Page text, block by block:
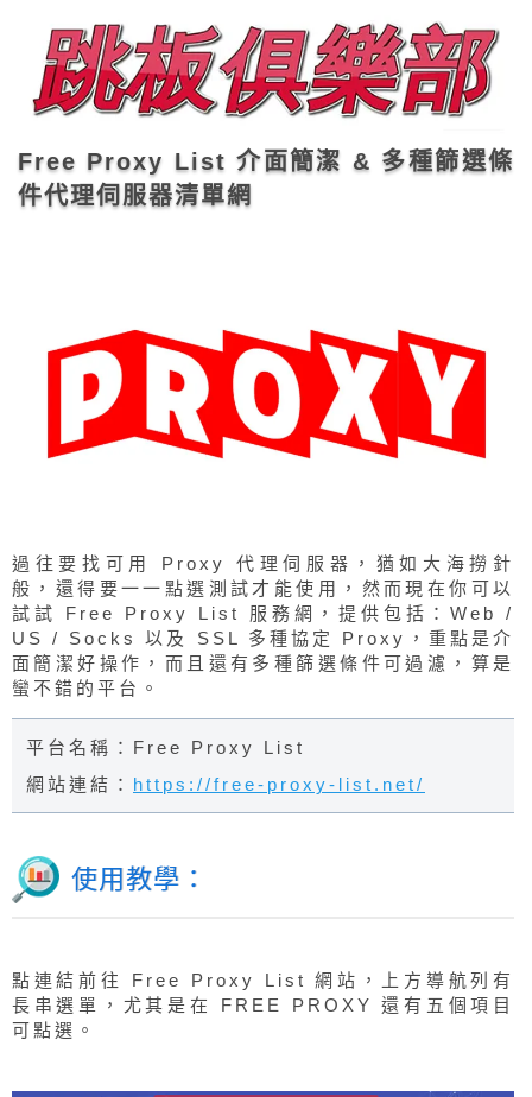
Free Proxy List 介面簡潔 & 多種篩選條
件代理伺服器清單網
過往要找可用 Proxy 代理伺服器，猶如大海撈針
般，還得要一一點選測試才能使用，然而現在你可以
試試 Free Proxy List 服務網，提供包括：Web /
US / Socks 以及 SSL 多種協定 Proxy，重點是介
面簡潔好操作，而且還有多種篩選條件可過濾，算是
蠻不錯的平台。
平台名稱：Free Proxy List
網站連結： https://free-proxy-list.net/
使用教學：
點連結前往 Free Proxy List 網站，上方導航列有
長串選單，尤其是在 FREE PROXY 還有五個項目
可點選。